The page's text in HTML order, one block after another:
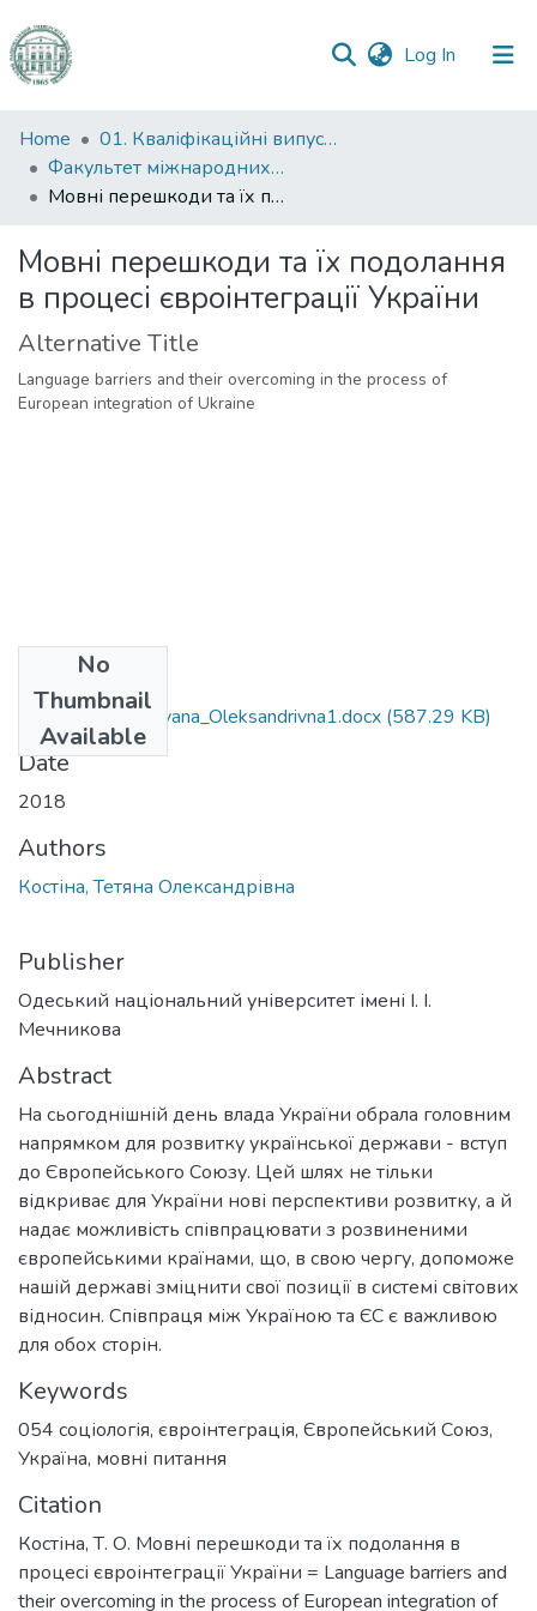
Log In (current)
Communities
&
Collections
Statistics
Home
01. Кваліфікаційні випускні роботи здобувачів вищої освіти
Факультет міжнародних відносин, політології та соціології
Мовні перешкоди та їх подолання в процесі євроінтеграції України
Мовні перешкоди та їх подолання
в процесі євроінтеграції України
Alternative Title
Language barriers and their overcoming in the process of
European integration of Ukraine
No
Thumbnail
Available
054_Kostina_Tetyana_Oleksandrivna1.docx (587.29 KB)
Date
2018
Authors
Костіна, Тетяна Олександрівна
Publisher
Одеський національний університет імені І. І.
Мечникова
Abstract
На сьогоднішній день влада України обрала головним
напрямком для розвитку української держави - вступ
до Європейського Союзу. Цей шлях не тільки
відкриває для України нові перспективи розвитку, а й
надає можливість співпрацювати з розвиненими
європейськими країнами, що, в свою чергу, допоможе
нашій державі зміцнити свої позиції в системі світових
відносин. Співпраця між Україною та ЄС є важливою
для обох сторін.
Keywords
054 соціологія, євроінтеграція, Європейський Союз,
Україна, мовні питання
Citation
Костіна, Т. О. Мовні перешкоди та їх подолання в
процесі євроінтеграції України = Language barriers and
their overcoming in the process of European integration of